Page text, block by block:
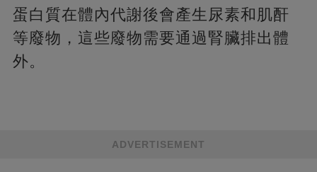
蛋白質在體內代謝後會產生尿素和肌酐
等廢物，這些廢物需要通過腎臟排出體
外。
ADVERTISEMENT